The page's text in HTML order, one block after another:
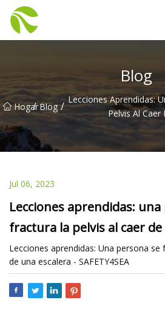
Blog
Hogar
/ Blog / Lecciones Aprendidas:
Pelvis Al Caer
Jul 06, 2023
Lecciones aprendidas:
fractura la pelvis al caer
Lecciones aprendidas: Una persona se
de una escalera - SAFETY4SEA